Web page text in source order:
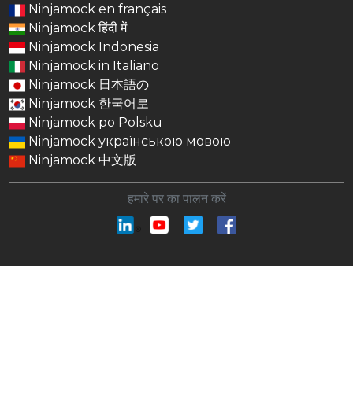
Ninjamock en français
Ninjamock हिंदी में
Ninjamock Indonesia
Ninjamock in Italiano
Ninjamock 日本語の
Ninjamock 한국어로
Ninjamock po Polsku
Ninjamock українською мовою
Ninjamock 中文版
हमारे पर का पालन करें